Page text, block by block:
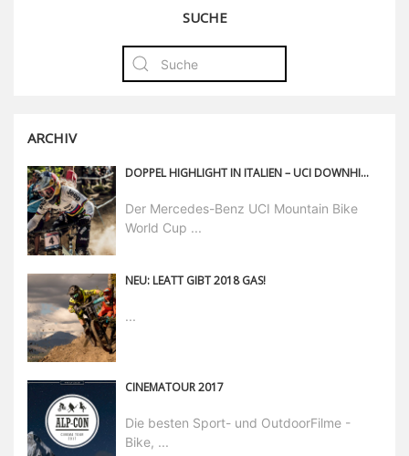
SUCHE
ARCHIV
DOPPEL HIGHLIGHT IN ITALIEN – UCI DOWNHILL MTB WORLD CUP IN VAL DI SOLE
Der Mercedes-Benz UCI Mountain Bike
World Cup ...
NEU: LEATT GIBT 2018 GAS!
...
CINEMATOUR 2017
Die besten Sport- und OutdoorFilme -
Bike, ...